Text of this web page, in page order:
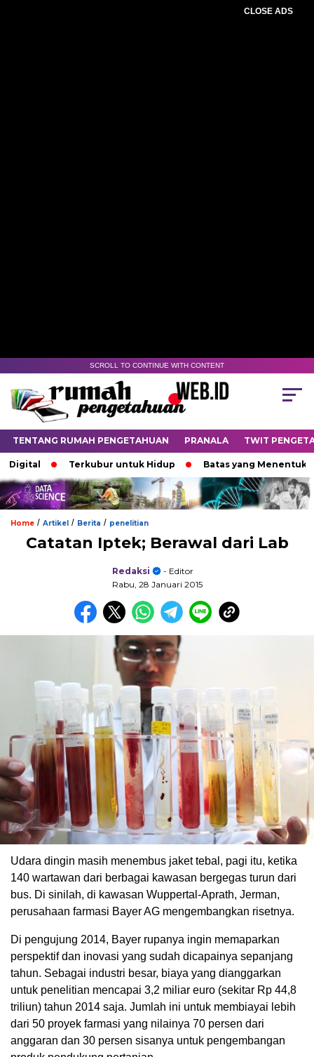
CLOSE ADS
SCROLL TO CONTINUE WITH CONTENT
TENTANG RUMAH PENGETAHUAN PRANALA TWIT
Terkubur untuk Hidup Batas yang Menentukan
Home / Artikel / Berita / penelitian
Catatan Iptek; Berawal dari Lab
Redaksi
- Editor
Rabu, 28 Januari 2015
Udara dingin masih menembus jaket tebal, pagi itu, ketika
140 wartawan dari berbagai kawasan bergegas turun dari
bus. Di sinilah, di kawasan Wuppertal-Aprath, Jerman,
perusahaan farmasi Bayer AG mengembangkan risetnya.
Di pengujung 2014, Bayer rupanya ingin memaparkan
perspektif dan inovasi yang sudah dicapainya sepanjang
tahun. Sebagai industri besar, biaya yang dianggarkan
untuk penelitian mencapai 3,2 miliar euro (sekitar Rp 44,8
triliun) tahun 2014 saja. Jumlah ini untuk membiayai lebih
dari 50 proyek farmasi yang nilainya 70 persen dari
anggaran dan 30 persen sisanya untuk pengembangan